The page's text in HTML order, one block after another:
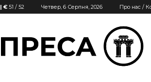
| € 51 / 52 Четвер, 6 Серпня, 2026 Про нас /